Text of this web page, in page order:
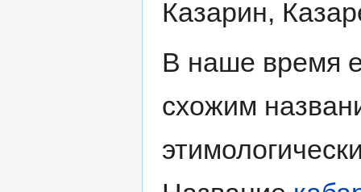
Казарин,
В наше время
схожим